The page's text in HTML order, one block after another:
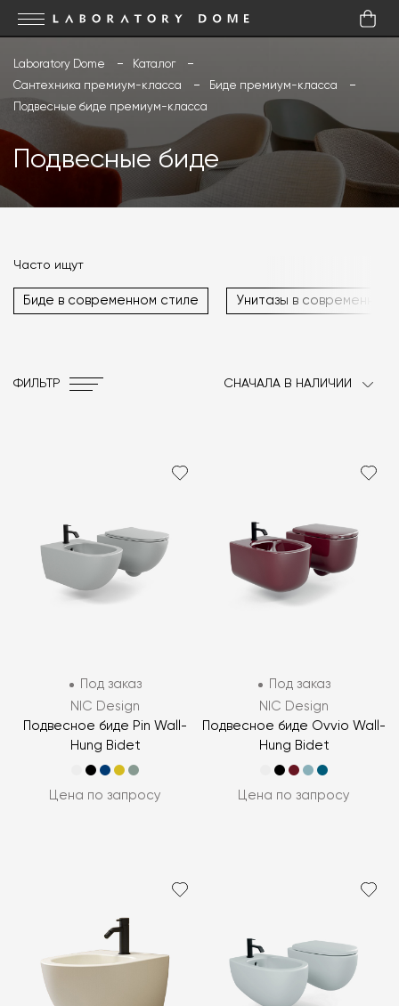
Laboratory Dome
Каталог
Сантехника премиум-класса
Биде премиум-класса
Подвесные биде премиум-класса
Подвесные биде
Часто ищут
Биде в современном стиле Унитазы в современном
ФИЛЬТР СНАЧАЛА В НАЛИЧИИ
Под заказ
NIC Design
Подвесное биде Pin Wall-
Hung Bidet
Цена по запросу
Под заказ
NIC Design
Подвесное биде Ovvio Wall-
Hung Bidet
Цена по запросу